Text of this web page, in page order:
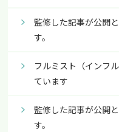
監修した記事が公開
す。
フルミスト（インフ
ています
監修した記事が公開
す。